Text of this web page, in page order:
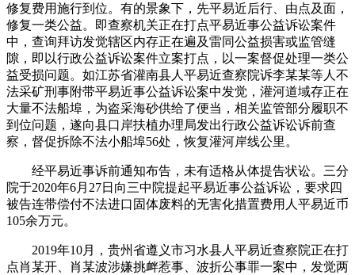
修复费用施行到位。有的景象下，先平易近后行、由点及面，
修复一类公益。即查察机关正在打点平易近事公益诉讼案件
中，查询拜访发觉辖区内存正在遍及雷同公益损害或监管缝
隙，即以行政公益诉讼案件立案打点，以一案督促处理一类公
益受损问题。如江苏省灌南县人平易近查察院诉李某某等人不
法采矿刑事附带平易近事公益诉讼案中发觉，灌河道域存正在
大量不法船埠，为盗采海砂供给了便当，相关监管部分履职不
到位问题，遂向县口岸扶植办理局发出行政公益诉讼诉前查
察，督促拆除不法小船埠56处，恢复灌河岸线公里。
经平易近事诉前通知布告，未有适格从体提告状讼。三分
院于2020年6月27日向三中院提起平易近事公益诉讼，要求四
被告连带偿付不法进口固体废料的无害化措置费用人平易近币
105余万元。
2019年10月，贵州省遵义市习水县人平易近查察院正在打
点肖某开、肖某波涉嫌挑衅惹事、波折公事罪一案中，发觉两